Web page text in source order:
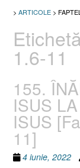
> ARTICOLE >
1.6-11
155.
ISUS
ISUS
11]
4 iunie, 2022